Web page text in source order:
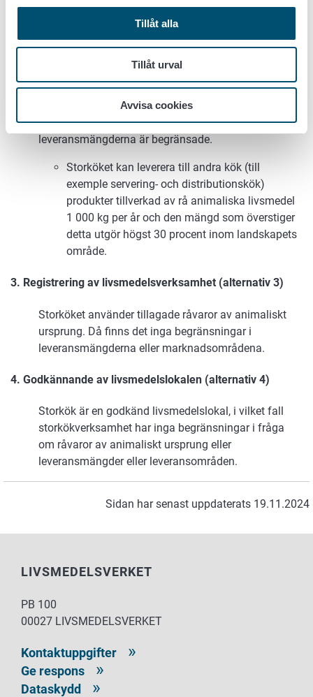
Tillåt alla
Tillåt urval
Avvisa cookies
distributions- och serveringskedja, är alternativen för
2. Registrering av livsmedelsverksamhet (alternativ 2)
Storköket idkar verksamhet enligt 27 § i förordning
318/2021 och kan med andra ord använda råvaror av
animaliskt ursprung, men marknadsområdet och
leveransmängderna är begränsade.
Storköket kan leverera till andra kök (till
exemple servering- och distributionskök)
produkter tillverkad av rå animaliska livsmedel
1 000 kg per år och den mängd som överstiger
detta utgör högst 30 procent inom landskapets
område.
3. Registrering av livsmedelsverksamhet (alternativ 3)
Storköket använder tillagade råvaror av animaliskt
ursprung. Då finns det inga begränsningar i
leveransmängderna eller marknadsområdena.
4. Godkännande av livsmedelslokalen (alternativ 4)
Storkök är en godkänd livsmedelslokal, i vilket fall
storkökverksamhet har inga begränsningar i fråga
om råvaror av animaliskt ursprung eller
leveransmängder eller leveransområden.
Sidan har senast uppdaterats 19.11.2024
LIVSMEDELSVERKET
PB 100
00027 LIVSMEDELSVERKET
Kontaktuppgifter
Ge respons
Dataskydd